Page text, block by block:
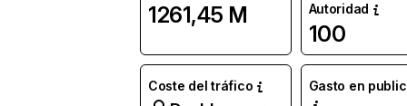
1261,45 M
Autoridad
100
Coste del tráfico Gasto en